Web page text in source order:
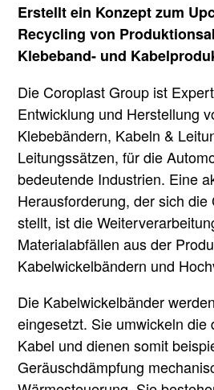
Erstellt ein Konzept zum
Recycling von
Klebeband- und
Die Coroplast Group ist
Entwicklung und Herstellung
Klebebändern, Kabeln &
Leitungssätzen, für die
bedeutende Industrien. Eine
Herausforderung, der sich die
stellt, ist die
Materialabfällen aus der
Kabelwickelbändern und
Die Kabelwickelbänder
eingesetzt. Sie umwickeln die
Kabel und dienen somit
Geräuschdämpfung